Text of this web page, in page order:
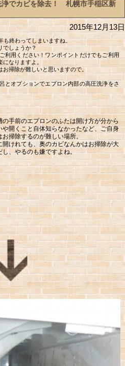
でカビを除去！ 札幌市手稲区新
2015年12月13日
も終わってしまいますね。
でしょうか？
利用ください！ワンポイントだけでもご利用
なりますよ。
お掃除が難しいと思いますので。
とオプションでエプロン内部の高圧洗浄をさ
の手前のエプロンのふたは開け方が分から
や開くこと自体知らなかったなど、ご自身
お掃除するのが難しい場所。
開けれても、奥のカビなんかはお掃除が大
し、やるのも嫌ですよね。